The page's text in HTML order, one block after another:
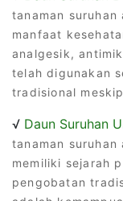
tanaman
manfaat
analgesik,
telah digunakan
tradisional
√ Daun Suruhan
tanaman
memiliki sejarah
pengobatan